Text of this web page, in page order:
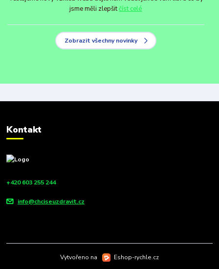
jsme měli zlepšitčíst celé
Zobrazit všechny novinky
Kontakt
+420 603 255 244
info@chciseuzdravit.cz
Vytvořeno na Eshop-rychle.cz